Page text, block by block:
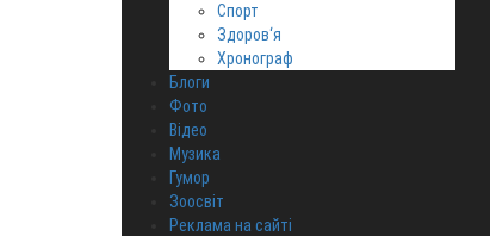
Спорт
Здоров‘я
Хронограф
Блоги
Фото
Відео
Музика
Гумор
Зоосвіт
Реклама на сайті